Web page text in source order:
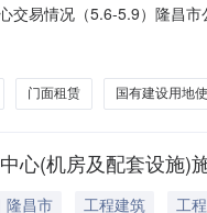
交易情况（5.6-5.9）隆昌
隆昌市行政审批局四
门面租赁 国有建设用地
心(机房及配套设施)
隆昌市 工程建筑
工程